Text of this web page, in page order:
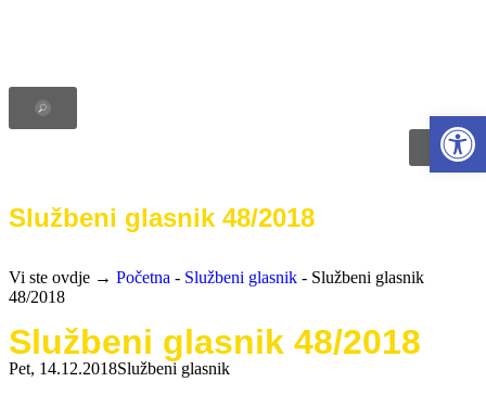
Službeni glasnik 48/2018
Vi ste ovdje → Početna - Službeni glasnik - Službeni glasnik
48/2018
Službeni glasnik 48/2018
Pet, 14.12.2018Službeni glasnik